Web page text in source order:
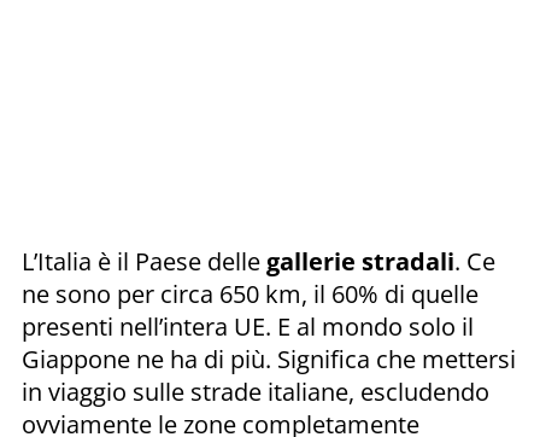
L’Italia è il Paese delle gallerie stradali. Ce
ne sono per circa 650 km, il 60% di quelle
presenti nell’intera UE. E al mondo solo il
Giappone ne ha di più. Significa che mettersi
in viaggio sulle strade italiane, escludendo
ovviamente le zone completamente